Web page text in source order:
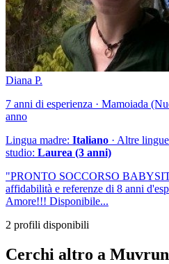
Diana P.
7 anni di esperienza · Mamoiada
anno
Lingua madre: Italiano · Altre
studio: Laurea (3 anni)
"PRONTO SOCCORSO
affidabilità e referenze di 8 anni
Amore!!! Disponibile...
2 profili disponibili
Cerchi altro a